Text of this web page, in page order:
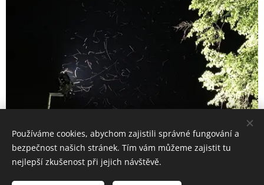
Používáme cookies, abychom zajistili správné fungování a
bezpečnost našich stránek. Tím vám můžeme zajistit tu
nejlepší zkušenost při jejich návštěvě.